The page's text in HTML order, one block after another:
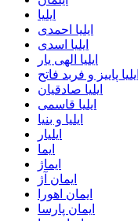
ایلیا
ایلیا احمدی
ایلیا اسدی
ایلیا الهی یار
ایلیا پاییز و فربد فاتح
ایلیا صادقیان
ایلیا قاسمی
ایلیا و بنیا
ایلیار
ایما
ایماژ
ایمان آژ
ایمان اهورا
ایمان پارسا